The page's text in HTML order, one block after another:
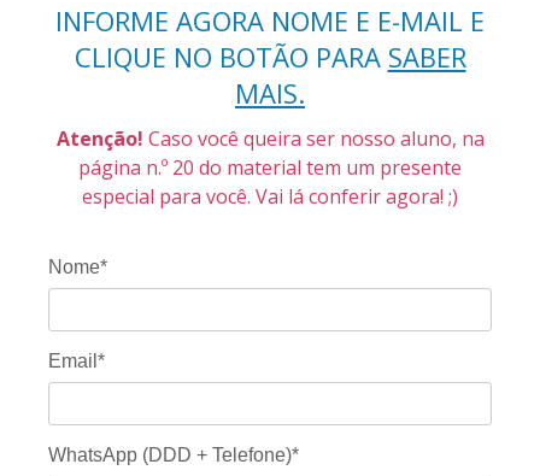
INFORME AGORA NOME E E-MAIL E
CLIQUE NO BOTÃO PARA SABER
MAIS.
Atenção! Caso você queira ser nosso aluno, na
página n.º 20 do material tem um presente
especial para você. Vai lá conferir agora! ;)
Nome*
Email*
WhatsApp (DDD + Telefone)*